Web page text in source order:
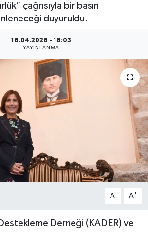
çağrısıyla bir basın
duyuruldu.
16.04.2026 - 18:03
YAYINLANMA
A- A+
Destekleme Derneği (KADER) ve